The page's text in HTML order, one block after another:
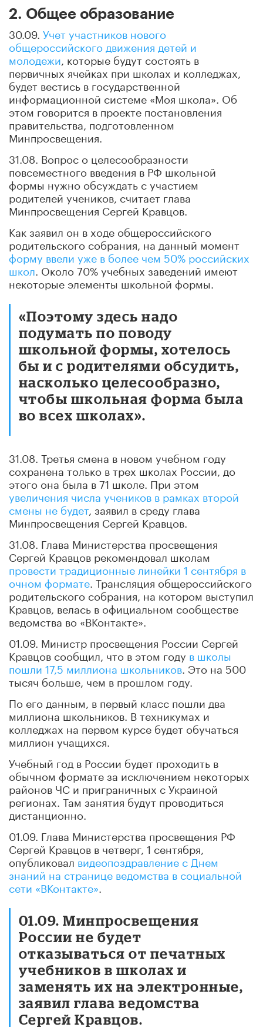
2. Общее образование
30.09. Учет участников нового
общероссийского движения детей и
молодежи , которые будут состоять в
первичных ячейках при школах и колледжах,
будет вестись в государственной
информационной системе «Моя школа». Об
этом говорится в проекте постановления
правительства, подготовленном
Минпросвещения.
31.08. Вопрос о целесообразности
повсеместного введения в РФ школьной
формы нужно обсуждать с участием
родителей учеников, считает глава
Минпросвещения Сергей Кравцов.
Как заявил он в ходе общероссийского
родительского собрания, на данный момент
форму ввели уже в более чем 50% российских
школ . Около 70% учебных заведений имеют
некоторые элементы школьной формы.
«Поэтому здесь надо
подумать по поводу
школьной формы, хотелось
бы и с родителями обсудить,
насколько целесообразно,
чтобы школьная форма была
во всех школах».
31.08. Третья смена в новом учебном году
сохранена только в трех школах России, до
этого она была в 71 школе. При этом
увеличения числа учеников в рамках второй
смены не будет, заявил в среду глава
Минпросвещения Сергей Кравцов.
31.08. Глава Министерства просвещения
Сергей Кравцов рекомендовал школам
провести традиционные линейки 1 сентября в
очном формате . Трансляция общероссийского
родительского собрания, на котором выступил
Кравцов, велась в официальном сообществе
ведомства во «ВКонтакте».
01.09. Министр просвещения России Сергей
Кравцов сообщил, что в этом году в школы
пошли 17,5 миллиона школьников. Это на 500
тысяч больше, чем в прошлом году.
По его данным, в первый класс пошли два
миллиона школьников. В техникумах и
колледжах на первом курсе будет обучаться
миллион учащихся.
Учебный год в России будет проходить в
обычном формате за исключением некоторых
районов ЧС и приграничных с Украиной
регионах. Там занятия будут проводиться
дистанционно.
01.09. Глава Министерства просвещения РФ
Сергей Кравцов в четверг, 1 сентября,
опубликовал видеопоздравление с Днем
знаний на странице ведомства в социальной
сети «ВКонтакте»
01.09. Минпросвещения
России не будет
отказываться от печатных
учебников в школах и
заменять их на электронные,
заявил глава ведомства
Сергей Кравцов.